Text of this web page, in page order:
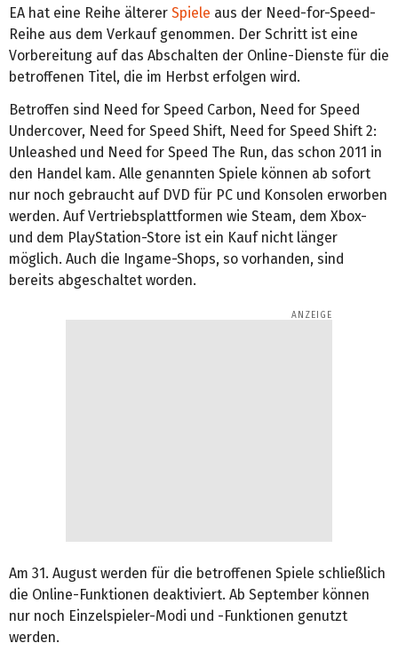
EA hat eine Reihe älterer Spiele aus der Need-for-Speed-
Reihe aus dem Verkauf genommen. Der Schritt ist eine
Vorbereitung auf das Abschalten der Online-Dienste für die
betroffenen Titel, die im Herbst erfolgen wird.
Betroffen sind Need for Speed Carbon, Need for Speed
Undercover, Need for Speed Shift, Need for Speed Shift 2:
Unleashed und Need for Speed The Run, das schon 2011 in
den Handel kam. Alle genannten Spiele können ab sofort
nur noch gebraucht auf DVD für PC und Konsolen erworben
werden. Auf Vertriebsplattformen wie Steam, dem Xbox-
und dem PlayStation-Store ist ein Kauf nicht länger
möglich. Auch die Ingame-Shops, so vorhanden, sind
bereits abgeschaltet worden.
Am 31. August werden für die betroffenen Spiele schließlich
die Online-Funktionen deaktiviert. Ab September können
nur noch Einzelspieler-Modi und -Funktionen genutzt
werden.